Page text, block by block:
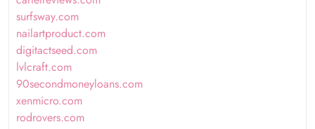
surfsway.com
nailartproduct.com
digitactseed.com
lvlcraft.com
90secondmoneyloans.com
xenmicro.com
rodrovers.com